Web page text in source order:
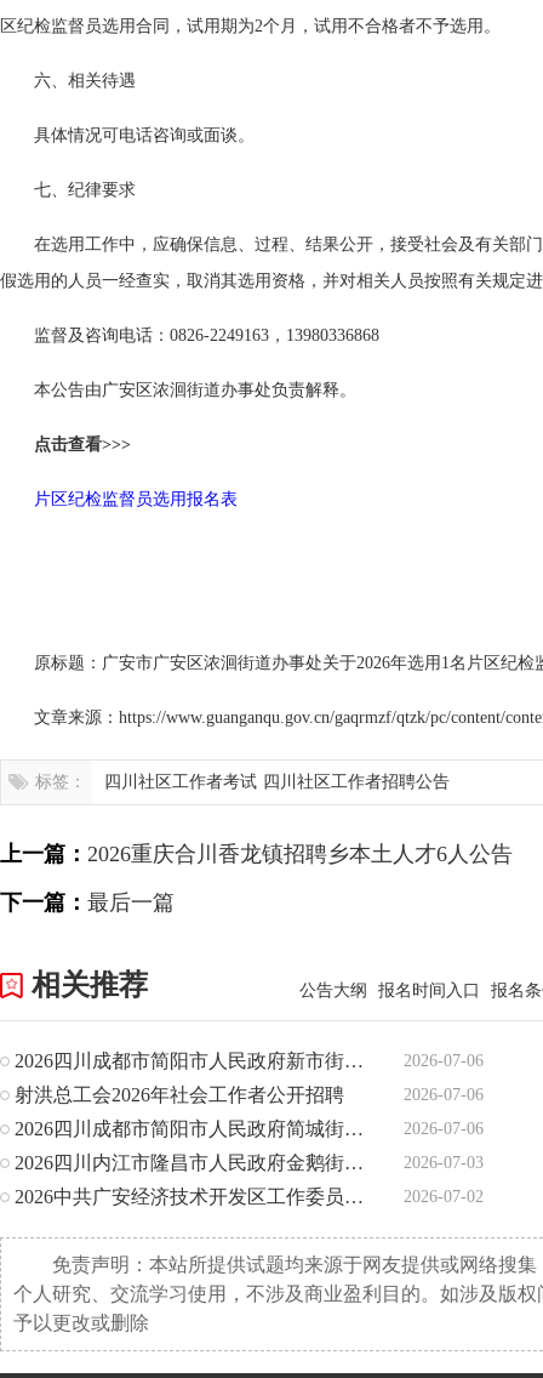
区纪检监督员选用合同，试用期为2个月，试用不合格者不予选用。
六、相关待遇
具体情况可电话咨询或面谈。
七、纪律要求
在选用工作中，应确保信息、过程、结果公开，接受社会及有关部
假选用的人员一经查实，取消其选用资格，并对相关人员按照有关规定
监督及咨询电话：0826-2249163，13980336868
本公告由广安区浓洄街道办事处负责解释。
点击查看>>>
片区纪检监督员选用报名表
原标题：广安市广安区浓洄街道办事处关于2026年选用1名片区纪检
文章来源：https://www.guanganqu.gov.cn/gaqrmzf/qtzk/pc/content/
标签： 四川社区工作者考试 四川社区工作者招聘公告
上一篇： 2026重庆合川香龙镇招聘乡本土人才6人公告
下一篇： 最后一篇
相关推荐 公告大纲 报名时间入口 报名
2026四川成都市简阳市人民政府新市街道办事处招聘编外人员6 2026-07-06
射洪总工会2026年社会工作者公开招聘 2026-07-06
2026四川成都市简阳市人民政府简城街道办事处招聘编外人员1 2026-07-06
2026四川内江市隆昌市人民政府金鹅街道办事处招聘11人公告 2026-07-03
2026中共广安经济技术开发区工作委员会党群工作部广安经开区 2026-07-02
免责声明：本站所提供试题均来源于网友提供或网络搜
个人研究、交流学习使用，不涉及商业盈利目的。如涉及版
予以更改或删除